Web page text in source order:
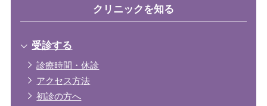
クリニックを知る
受診する
診療時間・休診
アクセス方法
初診の方へ